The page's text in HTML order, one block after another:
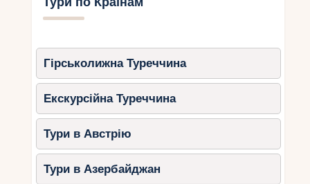
Гірськолижна Туреччина
Екскурсійна Туреччина
Тури в Австрію
Тури в Азербайджан